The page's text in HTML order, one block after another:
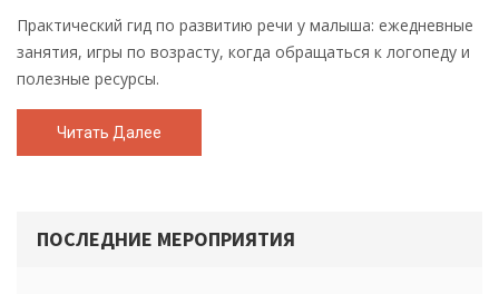
Практический гид по развитию речи у малыша: ежедневные
занятия, игры по возрасту, когда обращаться к логопеду и
полезные ресурсы.
Читать Далее
ПОСЛЕДНИЕ МЕРОПРИЯТИЯ